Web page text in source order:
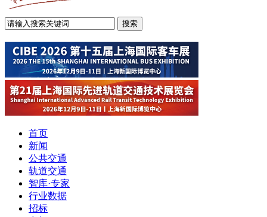
首页
新闻
公共交通
轨道交通
智库·专家
行业数据
招标